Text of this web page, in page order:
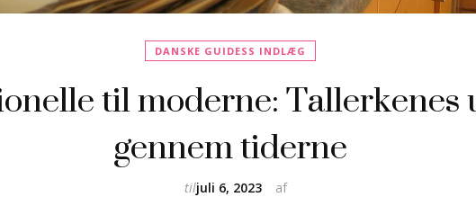
DANSKE GUIDESS INDLÆG
til moderne:
gennem tiderne
af
tiljuli 6, 2023